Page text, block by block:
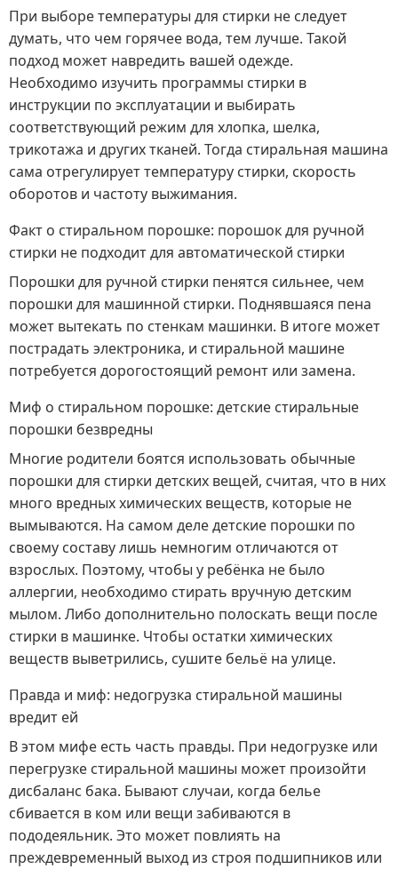
При выборе температуры для стирки не следует
думать, что чем горячее вода, тем лучше. Такой
подход может навредить вашей одежде.
Необходимо изучить программы стирки в
инструкции по эксплуатации и выбирать
соответствующий режим для хлопка, шелка,
трикотажа и других тканей. Тогда стиральная машина
сама отрегулирует температуру стирки, скорость
оборотов и частоту выжимания.
Факт о стиральном порошке: порошок для ручной
стирки не подходит для автоматической стирки
Порошки для ручной стирки пенятся сильнее, чем
порошки для машинной стирки. Поднявшаяся пена
может вытекать по стенкам машинки. В итоге может
пострадать электроника, и стиральной машине
потребуется дорогостоящий ремонт или замена.
Миф о стиральном порошке: детские стиральные
порошки безвредны
Многие родители боятся использовать обычные
порошки для стирки детских вещей, считая, что в них
много вредных химических веществ, которые не
вымываются. На самом деле детские порошки по
своему составу лишь немногим отличаются от
взрослых. Поэтому, чтобы у ребёнка не было
аллергии, необходимо стирать вручную детским
мылом. Либо дополнительно полоскать вещи после
стирки в машинке. Чтобы остатки химических
веществ выветрились, сушите бельё на улице.
Правда и миф: недогрузка стиральной машины
вредит ей
В этом мифе есть часть правды. При недогрузке или
перегрузке стиральной машины может произойти
дисбаланс бака. Бывают случаи, когда белье
сбивается в ком или вещи забиваются в
пододеяльник. Это может повлиять на
преждевременный выход из строя подшипников или